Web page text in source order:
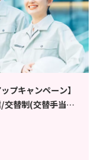
プキャンペーン】
替制(交替手当て
活躍中/車通勤可